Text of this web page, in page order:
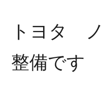
トヨタ ノ
整備です